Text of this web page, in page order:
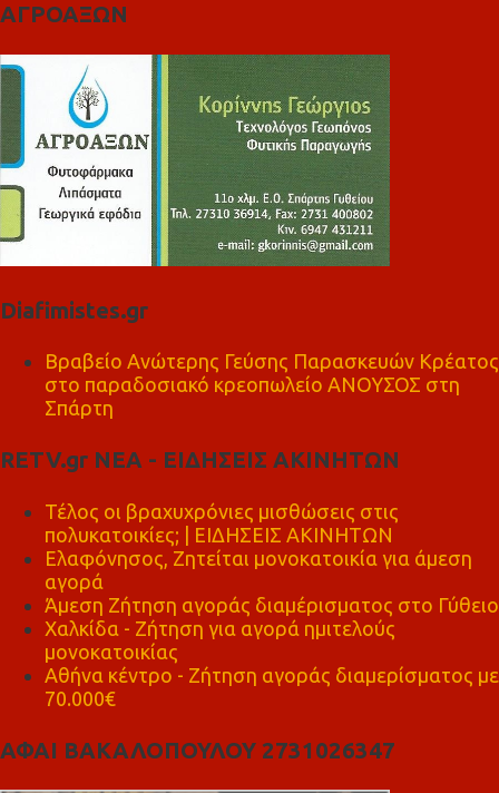
ΑΓΡΟΑΞΩΝ
Diafimistes.gr
Βραβείο Ανώτερης Γεύσης Παρασκευών Κρέατος
στο παραδοσιακό κρεοπωλείο ΑΝΟΥΣΟΣ στη
Σπάρτη
RETV.gr ΝΕΑ - ΕΙΔΗΣΕΙΣ ΑΚΙΝΗΤΩΝ
Τέλος οι βραχυχρόνιες μισθώσεις στις
πολυκατοικίες; | ΕΙΔΗΣΕΙΣ ΑΚΙΝΗΤΩΝ
Ελαφόνησος, Ζητείται μονοκατοικία για άμεση
αγορά
Άμεση Ζήτηση αγοράς διαμέρισματος στο Γύθειο
Χαλκίδα - Ζήτηση για αγορά ημιτελούς
μονοκατοικίας
Αθήνα κέντρο - Ζήτηση αγοράς διαμερίσματος με
70.000€
ΑΦΑΙ ΒΑΚΑΛΟΠΟΥΛΟΥ 2731026347